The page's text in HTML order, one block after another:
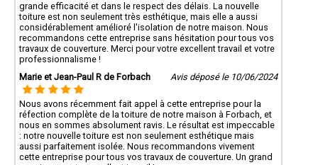
grande efficacité et dans le respect des délais. La nouvelle
toiture est non seulement très esthétique, mais elle a aussi
considérablement amélioré l'isolation de notre maison. Nous
recommandons cette entreprise sans hésitation pour tous vos
travaux de couverture. Merci pour votre excellent travail et votre
professionnalisme !
Marie et Jean-Paul R de Forbach
Avis déposé le 10/06/2024
Nous avons récemment fait appel à cette entreprise pour la
réfection complète de la toiture de notre maison à Forbach, et
nous en sommes absolument ravis. Le résultat est impeccable
: notre nouvelle toiture est non seulement esthétique mais
aussi parfaitement isolée. Nous recommandons vivement
cette entreprise pour tous vos travaux de couverture. Un grand